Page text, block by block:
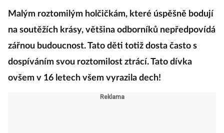
Malým roztomilým holčičkám, které úspěšně bodují
na soutěžích krásy, většina odborníků nepředpovídá
zářnou budoucnost. Tato děti totiž dosta často s
dospíváním svou roztomilost ztrácí. Tato dívka
ovšem v 16 letech všem vyrazila dech!